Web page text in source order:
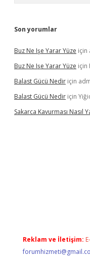
Son yorumlar
Buz Ne Işe Yarar Yüze için
Buz Ne Işe Yarar Yüze için
Balast Gücü Nedir için
Balast Gücü Nedir için
Sakarca Kavurması Nasıl
Reklam ve İletişim: